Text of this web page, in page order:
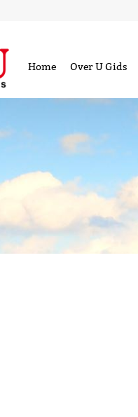
Home Over U Gids